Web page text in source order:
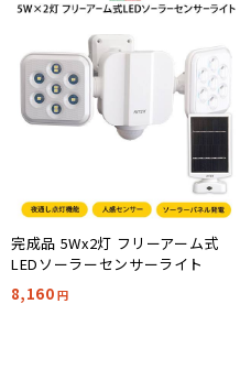
完成品 5Wx2灯 フリーアーム式
LEDソーラーセンサーライト
8,160円